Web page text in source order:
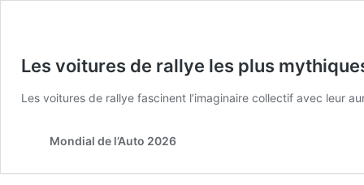
Les voitures de rallye les plus
Les voitures de rallye fascinent l’imaginaire collectif avec leur
Mondial de l’Auto 2026